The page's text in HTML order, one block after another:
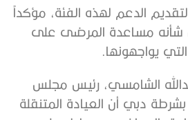
الدعم لهذه الفئة، مؤكداً
شأنه مساعدة المرضى على
يواجهونها.
الشامسي، رئيس مجلس
دبي أن العيادة المتنقلة